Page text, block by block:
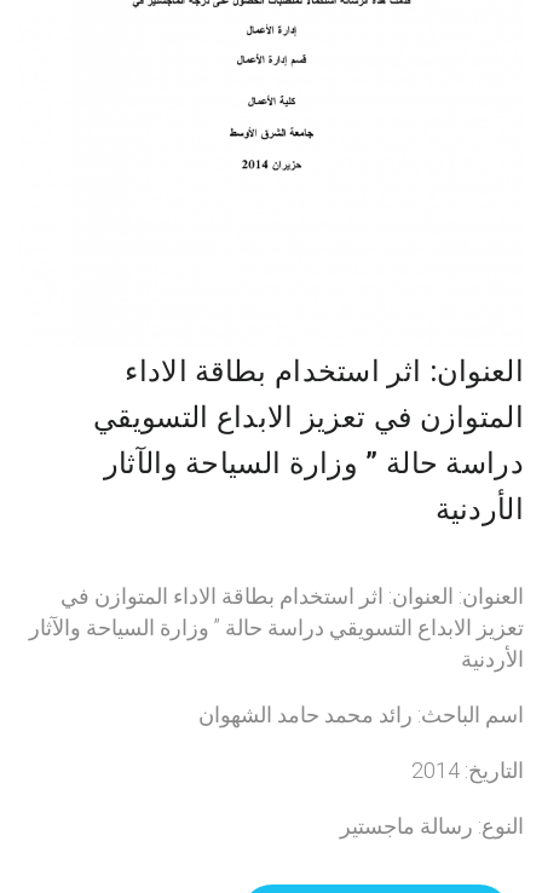
العنوان: اثر استخدام بطاقة الاداء
المتوازن في تعزيز الابداع التسويقي
دراسة حالة ” وزارة السياحة والآثار
الأردنية
العنوان: العنوان: اثر استخدام بطاقة الاداء المتوازن في
تعزيز الابداع التسويقي دراسة حالة ” وزارة السياحة والآثار
الأردنية
اسم الباحث: رائد محمد حامد الشهوان
التاريخ: 2014
النوع: رسالة ماجستير